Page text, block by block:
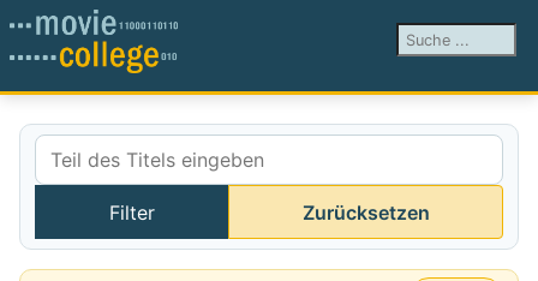
Suchen ...
Teil des Titels eingeben
Filter Zurücksetzen